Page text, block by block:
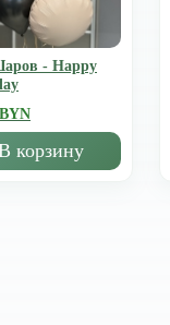
- Happy
корзину